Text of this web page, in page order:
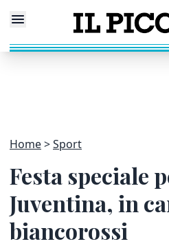
Home Sport
Festa speciale
Juventina, in
biancorossi